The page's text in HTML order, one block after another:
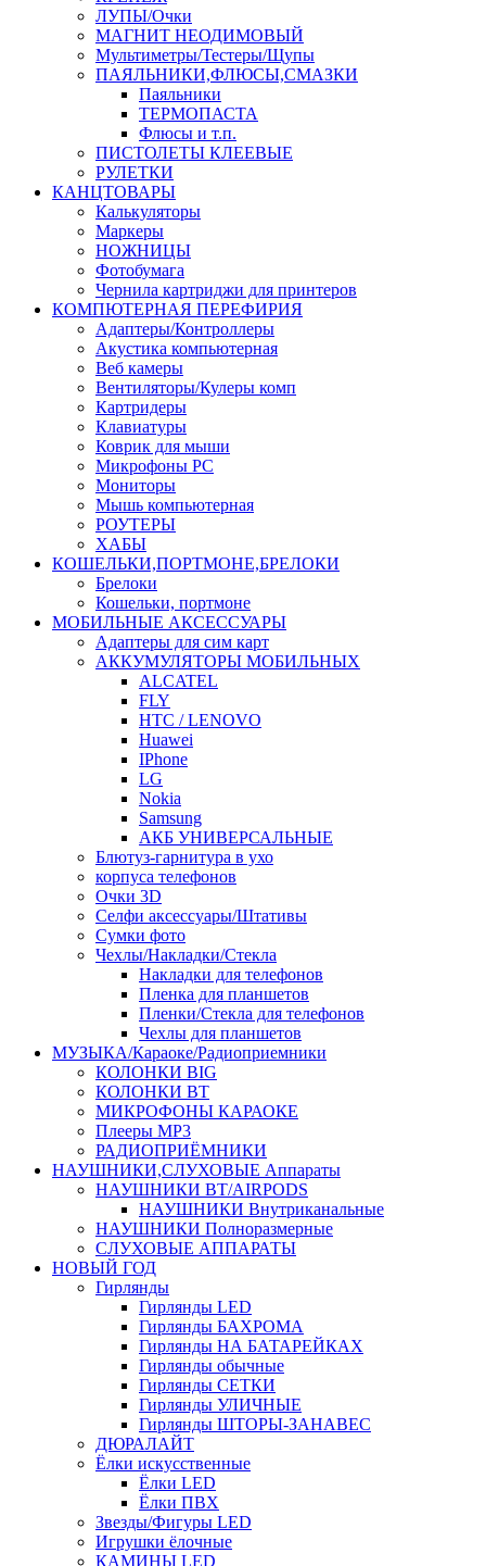
ЛУПЫ/Очки
МАГНИТ НЕОДИМОВЫЙ
Мультиметры/Тестеры/Щупы
ПАЯЛЬНИКИ,ФЛЮСЫ,СМАЗКИ
Паяльники
ТЕРМОПАСТА
Флюсы и т.п.
ПИСТОЛЕТЫ КЛЕЕВЫЕ
РУЛЕТКИ
КАНЦТОВАРЫ
Калькуляторы
Маркеры
НОЖНИЦЫ
Фотобумага
Чернила картриджи для принтеров
КОМПЮТЕРНАЯ ПЕРЕФИРИЯ
Адаптеры/Контроллеры
Акустика компьютерная
Веб камеры
Вентиляторы/Кулеры комп
Картридеры
Клавиатуры
Коврик для мыши
Микрофоны PC
Мониторы
Мышь компьютерная
РОУТЕРЫ
ХАБЫ
КОШЕЛЬКИ,ПОРТМОНЕ,БРЕЛОКИ
Брелоки
Кошельки, портмоне
МОБИЛЬНЫЕ АКСЕССУАРЫ
Адаптеры для сим карт
АККУМУЛЯТОРЫ МОБИЛЬНЫХ
ALCATEL
FLY
HTC / LENOVO
Huawei
IPhone
LG
Nokia
Samsung
АКБ УНИВЕРСАЛЬНЫЕ
Блютуз-гарнитура в ухо
корпуса телефонов
Очки 3D
Селфи аксессуары/Штативы
Сумки фото
Чехлы/Накладки/Стекла
Накладки для телефонов
Пленка для планшетов
Пленки/Стекла для телефонов
Чехлы для планшетов
МУЗЫКА/Караоке/Радиоприемники
КОЛОНКИ BIG
КОЛОНКИ BT
МИКРОФОНЫ КАРАОКЕ
Плееры MP3
РАДИОПРИЁМНИКИ
НАУШНИКИ,СЛУХОВЫЕ Аппараты
НАУШНИКИ BT/AIRPODS
НАУШНИКИ Внутриканальные
НАУШНИКИ Полноразмерные
СЛУХОВЫЕ АППАРАТЫ
НОВЫЙ ГОД
Гирлянды
Гирлянды LED
Гирлянды БАХРОМА
Гирлянды НА БАТАРЕЙКАХ
Гирлянды обычные
Гирлянды СЕТКИ
Гирлянды УЛИЧНЫЕ
Гирлянды ШТОРЫ-ЗАНАВЕС
ДЮРАЛАЙТ
Ёлки искусственные
Ёлки LED
Ёлки ПВХ
Звезды/Фигуры LED
Игрушки ёлочные
КАМИНЫ LED